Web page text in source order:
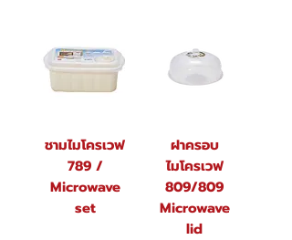
ชามไมโครเวฟ
789 /
Microwave
set
ฝาครอบ
ไมโครเวฟ
809/809
Microwave
lid